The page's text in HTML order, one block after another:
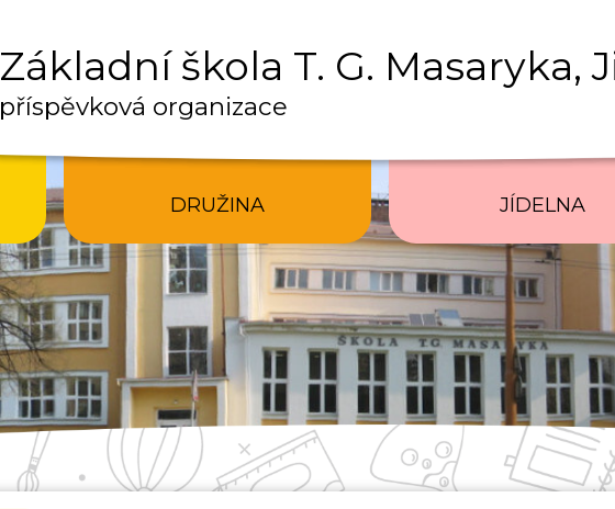
Základní škola T. G. Masaryka,
příspěvková organizace
DRUŽINA JÍDELNA